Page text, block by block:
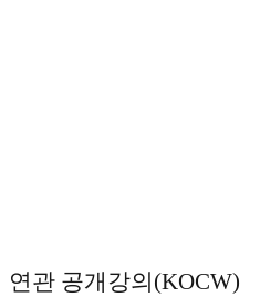
연관 공개강의(KOCW)